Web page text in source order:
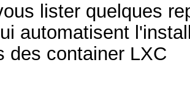
lister quelques
automatisent
des container LXC